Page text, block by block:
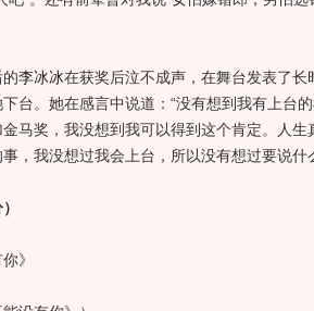
李冰冰在获奖后泣不成声，在舞台发表了长
台。她在感言中说道：“没有想到我有上台
马奖，我没想到我可以得到这个肯定。人生
，我没想过我会上台，所以没有想过要说什
》